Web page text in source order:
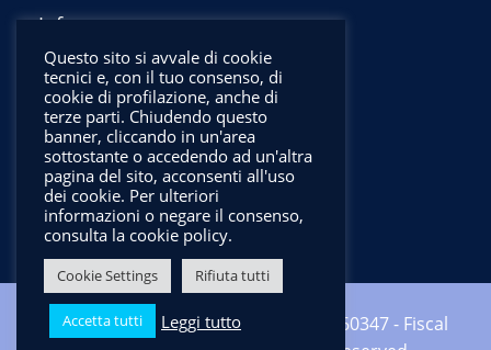
Info
Privacy Policy
English
Copyright ©2024 CNIT - VAT: 01938560347 - Fiscal
Questo sito si avvale di cookie
tecnici e, con il tuo consenso, di
cookie di profilazione, anche di
terze parti. Chiudendo questo
banner, cliccando in un'area
sottostante o accedendo ad un'altra
pagina del sito, acconsenti all'uso
dei cookie. Per ulteriori
informazioni o negare il consenso,
consulta la cookie policy.
Cookie Settings Rifiuta tutti
Accetta tutti Leggi tutto